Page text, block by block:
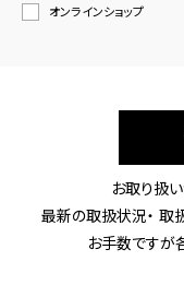
オンラインショップ
お取り扱
最新の取扱状況・ 取
お手数ですが